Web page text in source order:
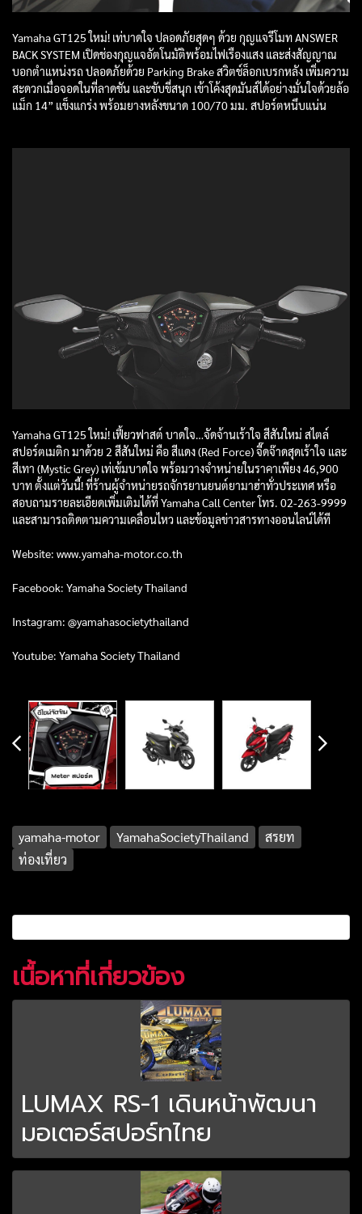
Yamaha GT125 ใหม่! เท่บาดใจ ปลอดภัยสุดๆ ด้วย กุญแจรีโมท ANSWER
BACK SYSTEM เปิดช่องกุญแจอัตโนมัติพร้อมไฟเรืองแสง และส่งสัญญาณ
บอกตำแหน่งรถ ปลอดภัยด้วย Parking Brake สวิตช์ล็อกเบรกหลัง เพิ่มความ
สะดวกเมื่อจอดในที่ลาดชัน และขับขี่สนุก เข้าโค้งสุดมันส์ได้อย่างมั่นใจด้วยล้อ
แม็ก 14” แข็งแกร่ง พร้อมยางหลังขนาด 100/70 มม. สปอร์ตหนึบแน่น
Yamaha GT125 ใหม่! เฟี้ยวฟาสต์ บาดใจ…จัดจ้านเร้าใจ สีสันใหม่ สไตล์
สปอร์ตเมติก มาด้วย 2 สีสันใหม่ คือ สีแดง (Red Force) จี๊ดจ๊าดสุดเร้าใจ และ
สีเทา (Mystic Grey) เท่เข้มบาดใจ พร้อมวางจำหน่ายในราคาเพียง 46,900
บาท ตั้งแต่วันนี้! ที่ร้านผู้จำหน่ายรถจักรยานยนต์ยามาฮ่าทั่วประเทศ หรือ
สอบถามรายละเอียดเพิ่มเติมได้ที่ Yamaha Call Center โทร. 02-263-9999
และสามารถติดตามความเคลื่อนไหว และข้อมูลข่าวสารทางออนไลน์ได้ที
Website: www.yamaha-motor.co.th
Facebook: Yamaha Society Thailand
Instagram: @yamahasocietythailand
Youtube: Yamaha Society Thailand
yamaha-motor YamahaSocietyThailand
สรยท
ท่องเที่ยว
เนื้อหาที่เกี่ยวข้อง
LUMAX RS-1 เดินหน้าพัฒนา
มอเตอร์สปอร์ทไทย